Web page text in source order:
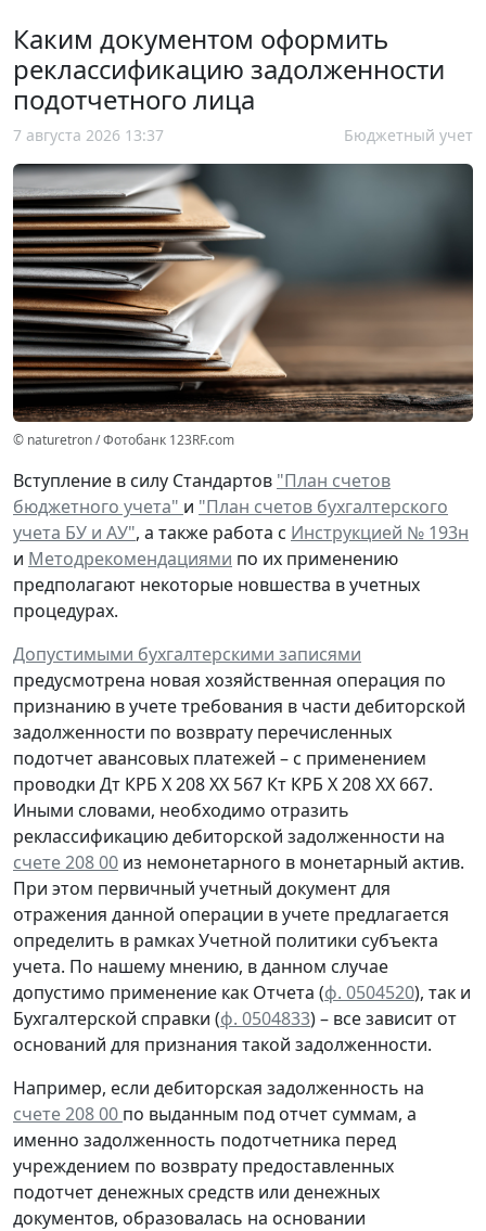
Каким документом оформить
реклассификацию задолженности
подотчетного лица
7 августа 2026 13:37 Бюджетный учет
© naturetron / Фотобанк 123RF.com
Вступление в силу Стандартов "План счетов
бюджетного учета" и "План счетов бухгалтерского
учета БУ и АУ", а также работа с Инструкцией № 193н
и Методрекомендациями по их применению
предполагают некоторые новшества в учетных
процедурах.
Допустимыми бухгалтерскими записями
предусмотрена новая хозяйственная операция по
признанию в учететребования в части дебиторской
задолженности по возврату перечисленных
подотчет авансовых платежей – с применением
проводки Дт КРБ Х 208 ХХ 567 Кт КРБ Х 208 ХХ 667.
Иными словами, необходимо отразить
реклассификацию дебиторской задолженности на
счете 208 00 из немонетарного в монетарный актив.
При этом первичный учетный документ для
отражения данной операции в учете предлагается
определить в рамках Учетной политики субъекта
учета. По нашему мнению, в данном случае
допустимо применение как Отчета (ф. 0504520), так и
Бухгалтерской справки (ф. 0504833) – все зависит от
оснований для признания такой задолженности.
Например, если дебиторская задолженность на
счете 208 00 по выданным под отчет суммам, а
именно задолженность подотчетника перед
учреждением по возврату предоставленных
подотчет денежных средств или денежных
документов, образовалась на основании